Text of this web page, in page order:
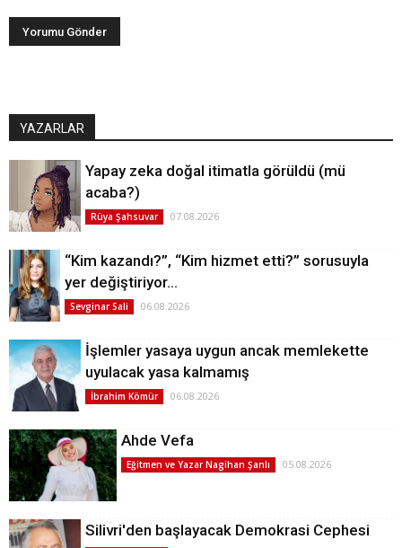
YAZARLAR
Yapay zeka doğal itimatla görüldü (mü
acaba?)
Rüya Şahsuvar 07.08.2026
“Kim kazandı?”, “Kim hizmet etti?” sorusuyla
yer değiştiriyor…
Sevginar Sali 06.08.2026
İşlemler yasaya uygun ancak memlekette
uyulacak yasa kalmamış
İbrahim Kömür 06.08.2026
Ahde Vefa
Eğitmen ve Yazar Nagihan Şanlı 05.08.2026
Silivri'den başlayacak Demokrasi Cephesi